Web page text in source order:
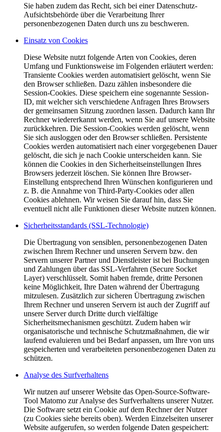
Sie haben zudem das Recht, sich bei einer Datenschutz-
Aufsichtsbehörde über die Verarbeitung Ihrer
personenbezogenen Daten durch uns zu beschweren.
Einsatz von Cookies
Diese Website nutzt folgende Arten von Cookies, deren
Umfang und Funktionsweise im Folgenden erläutert werden:
Transiente Cookies werden automatisiert gelöscht, wenn Sie
den Browser schließen. Dazu zählen insbesondere die
Session-Cookies. Diese speichern eine sogenannte Session-
ID, mit welcher sich verschiedene Anfragen Ihres Browsers
der gemeinsamen Sitzung zuordnen lassen. Dadurch kann Ihr
Rechner wiedererkannt werden, wenn Sie auf unsere Website
zurückkehren. Die Session-Cookies werden gelöscht, wenn
Sie sich ausloggen oder den Browser schließen. Persistente
Cookies werden automatisiert nach einer vorgegebenen Dauer
gelöscht, die sich je nach Cookie unterscheiden kann. Sie
können die Cookies in den Sicherheitseinstellungen Ihres
Browsers jederzeit löschen. Sie können Ihre Browser-
Einstellung entsprechend Ihren Wünschen konfigurieren und
z. B. die Annahme von Third-Party-Cookies oder allen
Cookies ablehnen. Wir weisen Sie darauf hin, dass Sie
eventuell nicht alle Funktionen dieser Website nutzen können.
Sicherheitsstandards (SSL-Technologie)
Die Übertragung von sensiblen, personenbezogenen Daten
zwischen Ihrem Rechner und unseren Servern bzw. den
Servern unserer Partner und Dienstleister ist bei Buchungen
und Zahlungen über das SSL-Verfahren (Secure Socket
Layer) verschlüsselt. Somit haben fremde, dritte Personen
keine Möglichkeit, Ihre Daten während der Übertragung
mitzulesen. Zusätzlich zur sicheren Übertragung zwischen
Ihrem Rechner und unseren Servern ist auch der Zugriff auf
unsere Server durch Dritte durch vielfältige
Sicherheitsmechanismen geschützt. Zudem haben wir
organisatorische und technische Schutzmaßnahmen, die wir
laufend evaluieren und bei Bedarf anpassen, um Ihre von uns
gespeicherten und verarbeiteten personenbezogenen Daten zu
schützen.
Analyse des Surfverhaltens
Wir nutzen auf unserer Website das Open-Source-Software-
Tool Matomo zur Analyse des Surfverhaltens unserer Nutzer.
Die Software setzt ein Cookie auf dem Rechner der Nutzer
(zu Cookies siehe bereits oben). Werden Einzelseiten unserer
Website aufgerufen, so werden folgende Daten gespeichert: